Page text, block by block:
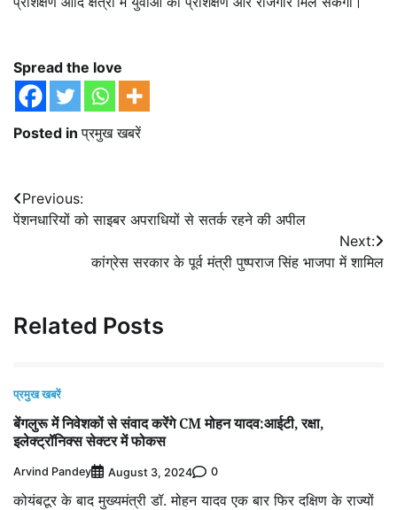
Spread the love
Posted inप्रमुख खबरें
Post
navigation
Previous:
पेंशनधारियों को साइबर अपराधियों से सतर्क रहने की अपील
Next:
कांग्रेस सरकार के पूर्व मंत्री पुष्पराज सिंह भाजपा में शामिल
Related Posts
प्रमुख खबरें
बेंगलुरू में निवेशकों से संवाद करेंगे CM मोहन यादव:आईटी, रक्षा,
इलेक्ट्रॉनिक्स सेक्टर में फोकस
Arvind Pandey August 3, 2024 0
कोयंबटूर के बाद मुख्यमंत्री डॉ. मोहन यादव एक बार फिर दक्षिण के राज्यों